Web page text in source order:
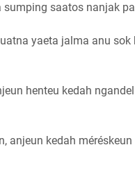
saatos nanjak
yaeta jalma anu
henteu kedah
anjeun kedah